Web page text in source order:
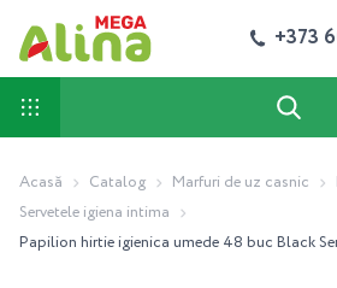
+373
Acasă Catalog Marfuri de uz casnic
Servetele igiena intima
Papilion hirtie igienica umede 48 buc Black